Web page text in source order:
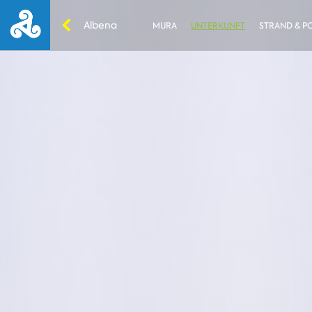
Albena MURA UNTERKUNFT STRAND &